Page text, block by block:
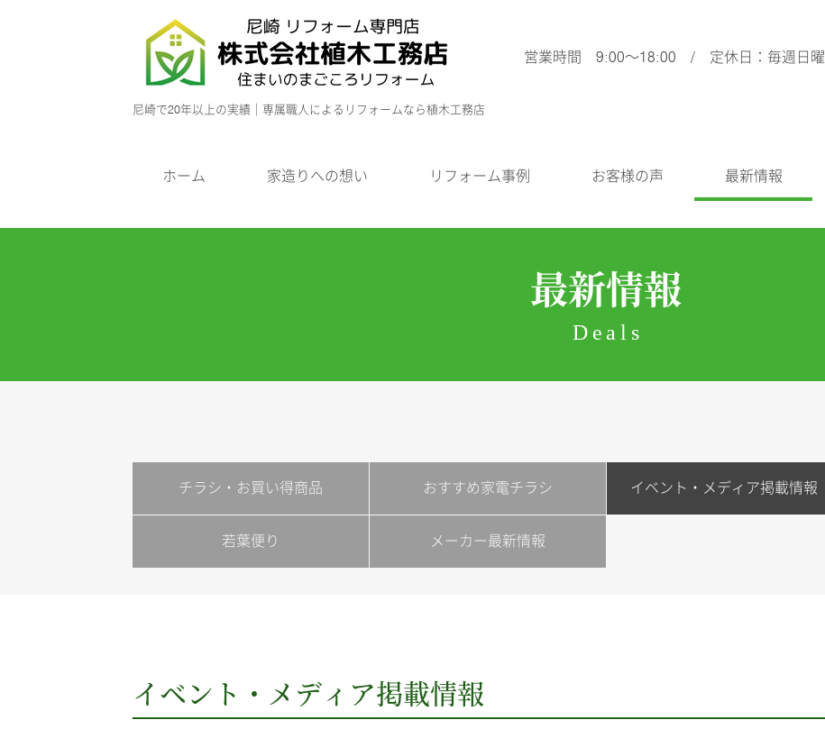
尼崎で20年以上の実績｜専属職人によるリフォームなら植木工務店
営業時間 9:00～18:00 / 定休日：毎週日曜
ホーム 家造りへの想い リフォーム事例 お客様の声 最新情報
最新情報
Deals
チラシ・お買い得商品 おすすめ家電チラシ イベント・メディア掲載情報
若葉便り メーカー最新情報
イベント・メディア掲載情報